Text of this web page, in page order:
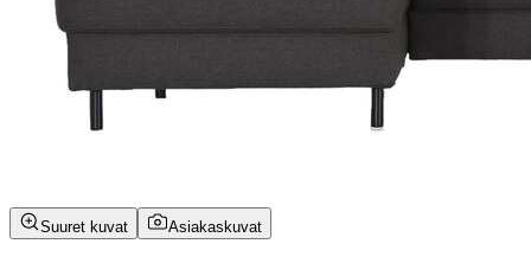
Suuret kuvat Asiakaskuvat